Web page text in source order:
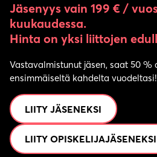
Jäsenyys vain 199 € /
kuukaudessa.
Hinta on yksi liittojen
Vastavalmistunut jäsen, saat 50 %
ensimmäiseltä kahdelta vuodeltasi!
LIITY JÄSENEKSI
LIITY OPISKELIJAJÄSENEKSI